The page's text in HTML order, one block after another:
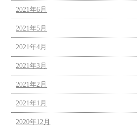
2021年6月
2021年5月
2021年4月
2021年3月
2021年2月
2021年1月
2020年12月